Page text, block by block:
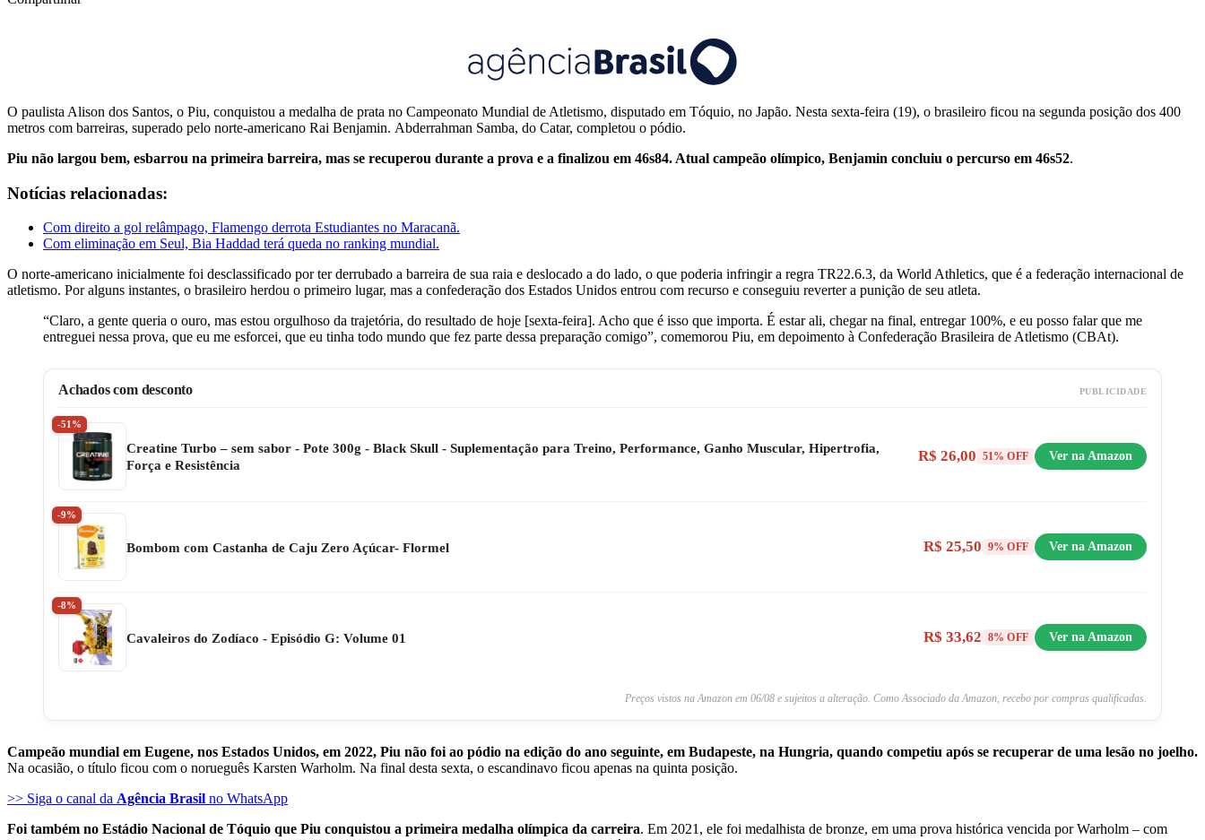
O paulista Alison dos Santos, o Piu, conquistou a medalha de prata no Campeonato Mundial de Atletismo, disputado em Tóquio, no Japão. Nesta sexta-feira (19), o brasileiro ficou na segunda posição dos 400
metros com barreiras, superado pelo norte-americano Rai Benjamin. Abderrahman Samba, do Catar, completou o pódio.
Piu não largou bem, esbarrou na primeira barreira, mas se recuperou durante a prova e a finalizou em 46s84. Atual campeão olímpico, Benjamin concluiu o percurso em 46s52.
Notícias relacionadas:
Com direito a gol relâmpago, Flamengo derrota Estudiantes no Maracanã.
Com eliminação em Seul, Bia Haddad terá queda no ranking mundial.
O norte-americano inicialmente foi desclassificado por ter derrubado a barreira de sua raia e deslocado a do lado, o que poderia infringir a regra TR22.6.3, da World Athletics, que é a federação internacional de
atletismo. Por alguns instantes, o brasileiro herdou o primeiro lugar, mas a confederação dos Estados Unidos entrou com recurso e conseguiu reverter a punição de seu atleta.
“Claro, a gente queria o ouro, mas estou orgulhoso da trajetória, do resultado de hoje [sexta-feira]. Acho que é isso que importa. É estar ali, chegar na final, entregar 100%, e eu posso falar que me
entreguei nessa prova, que eu me esforcei, que eu tinha todo mundo que fez parte dessa preparação comigo”, comemorou Piu, em depoimento à Confederação Brasileira de Atletismo (CBAt).
Achados com desconto PUBLICIDADE
-51%
Creatine Turbo – sem sabor - Pote 300g - Black Skull - Suplementação para Treino, Performance, Ganho Muscular, Hipertrofia,
Força e Resistência
R$ 26,00 51% OFF Ver na Amazon
-9%
Bombom com Castanha de Caju Zero Açúcar- Flormel R$ 25,50 9% OFF Ver na Amazon
-8%
Cavaleiros do Zodíaco - Episódio G: Volume 01 R$ 33,62 8% OFF Ver na Amazon
Preços vistos na Amazon em 06/08 e sujeitos a alteração. Como Associado da Amazon, recebo por compras qualificadas.
Campeão mundial em Eugene, nos Estados Unidos, em 2022, Piu não foi ao pódio na edição do ano seguinte, em Budapeste, na Hungria, quando competiu após se recuperar de uma lesão no joelho.
Na ocasião, o título ficou com o norueguês Karsten Warholm. Na final desta sexta, o escandinavo ficou apenas na quinta posição.
>> Siga o canal da Agência Brasil no WhatsApp
Foi também no Estádio Nacional de Tóquio que Piu conquistou a primeira medalha olímpica da carreira. Em 2021, ele foi medalhista de bronze, em uma prova histórica vencida por Warholm – com